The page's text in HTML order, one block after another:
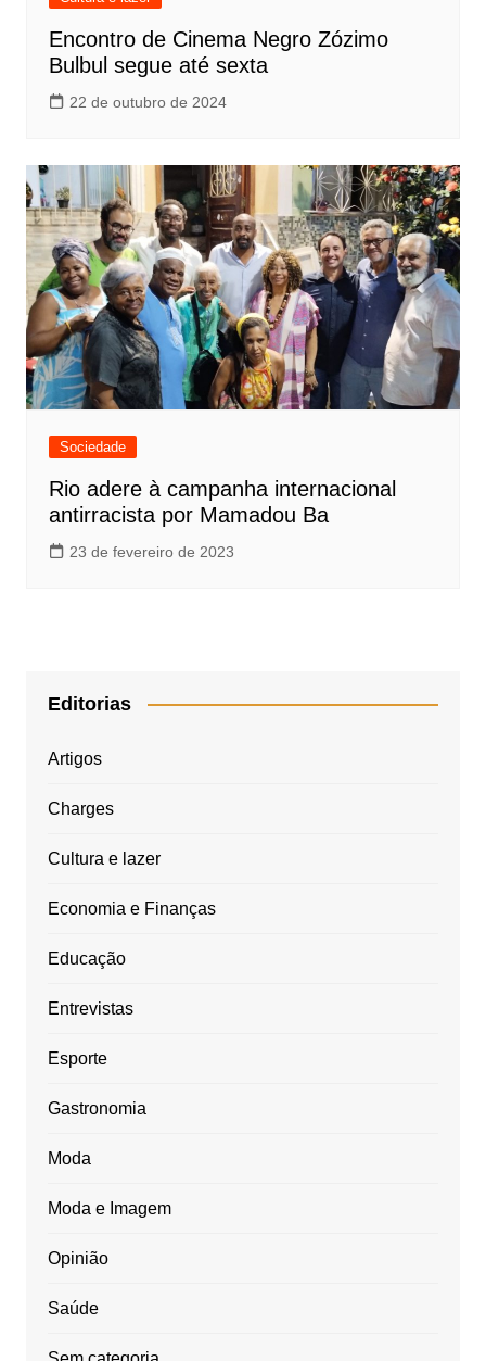
Encontro de Cinema Negro Zózimo
Bulbul segue até sexta
22 de outubro de 2024
Sociedade
Rio adere à campanha internacional
antirracista por Mamadou Ba
23 de fevereiro de 2023
Editorias
Artigos
Charges
Cultura e lazer
Economia e Finanças
Educação
Entrevistas
Esporte
Gastronomia
Moda
Moda e Imagem
Opinião
Saúde